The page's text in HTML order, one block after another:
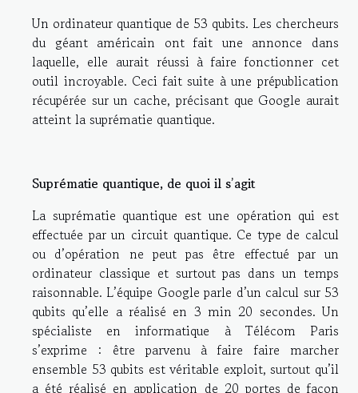
Un ordinateur quantique de 53 qubits. Les chercheurs
du géant américain ont fait une annonce dans
laquelle, elle aurait réussi à faire fonctionner cet
outil incroyable. Ceci fait suite à une prépublication
récupérée sur un cache, précisant que Google aurait
atteint la suprématie quantique.
Suprématie quantique, de quoi il s’agit
La suprématie quantique est une opération qui est
effectuée par un circuit quantique. Ce type de calcul
ou d’opération ne peut pas être effectué par un
ordinateur classique et surtout pas dans un temps
raisonnable. L’équipe Google parle d’un calcul sur 53
qubits qu’elle a réalisé en 3 min 20 secondes. Un
spécialiste en informatique à Télécom Paris
s’exprime : être parvenu à faire faire marcher
ensemble 53 qubits est véritable exploit, surtout qu’il
a été réalisé en application de 20 portes de façon